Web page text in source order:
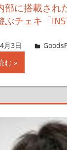
部に搭載され
ぶチェキ「
月3日 ＆GP
む